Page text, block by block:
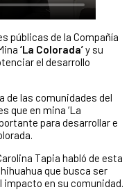
públicas de la Compañía
‘La Colorada’y su
el desarrollo
de las comunidades del
que en mina ‘La
para desarrollar e
Tapia habló de esta
que busca ser
en su comunidad.